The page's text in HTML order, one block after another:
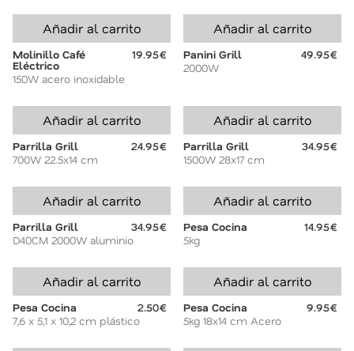
Añadir al carrito
Molinillo Café
Eléctrico
19.95€
150W acero inoxidable
Añadir al carrito
Panini Grill
49.95€
2000W
Añadir al carrito
Parrilla Grill
24.95€
700W 22.5x14 cm
Añadir al carrito
Parrilla Grill
34.95€
1500W 28x17 cm
Añadir al carrito
Parrilla Grill
34.95€
D40CM 2000W aluminio
Añadir al carrito
Pesa Cocina
14.95€
5kg
Añadir al carrito
Pesa Cocina
2.50€
7,6 x 5,1 x 10,2 cm plástico
Añadir al carrito
Pesa Cocina
9.95€
5kg 18x14 cm Acero